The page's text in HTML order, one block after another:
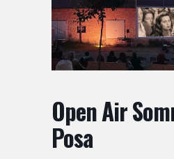
Open Air
Posa